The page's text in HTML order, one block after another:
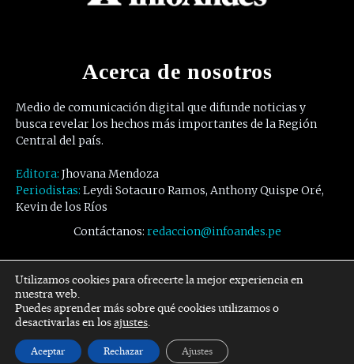
Acerca de nosotros
Medio de comunicación digital que difunde noticias y
busca revelar los hechos más importantes de la Región
Central del país.
Editora: Jhovana Mendoza
Periodistas: Leydi Sotacuro Ramos, Anthony Quispe Oré,
Kevin de los Ríos
Contáctanos: redaccion@infoandes.pe
Síguenos
Facebook Twitter Youtube
Utilizamos cookies para ofrecerte la mejor experiencia en
nuestra web.
Puedes aprender más sobre qué cookies utilizamos o
desactivarlas en losajustes.
Aceptar Rechazar Ajustes